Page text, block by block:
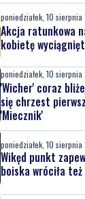
poniedziałek, 10
Akcja ratunkowa
kobietę
poniedziałek, 10
'Wicher' coraz
się chrzest
'Miecznik'
poniedziałek, 10
Wikęd punkt
boiska wróciła